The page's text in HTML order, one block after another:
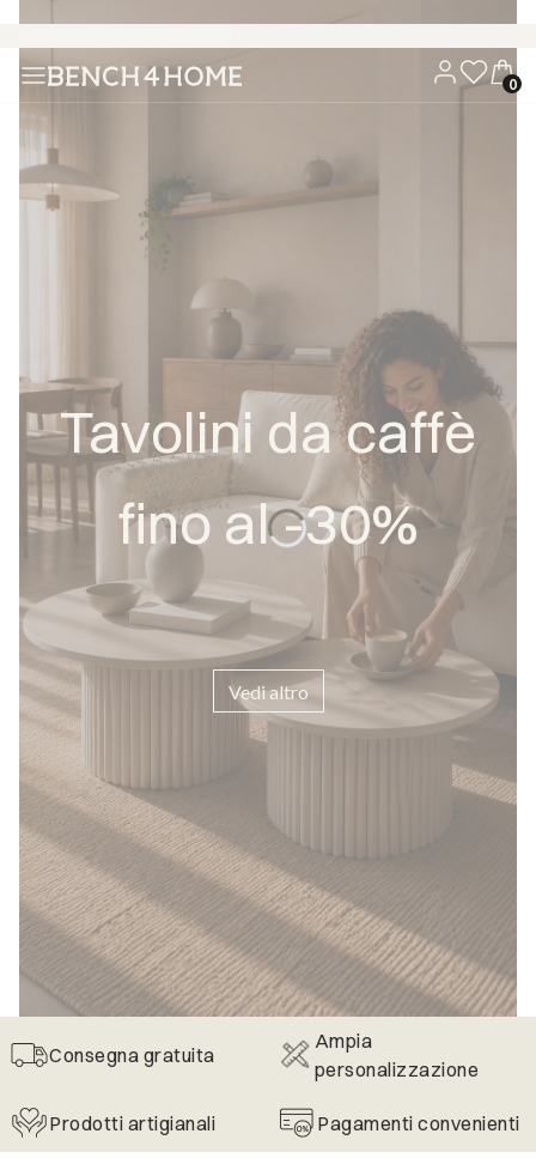
Tavolini da caffè
fino al -30%
Vedi altro
Consegna gratuita
Ampia
personalizzazione
Prodotti artigianali Pagamenti convenienti